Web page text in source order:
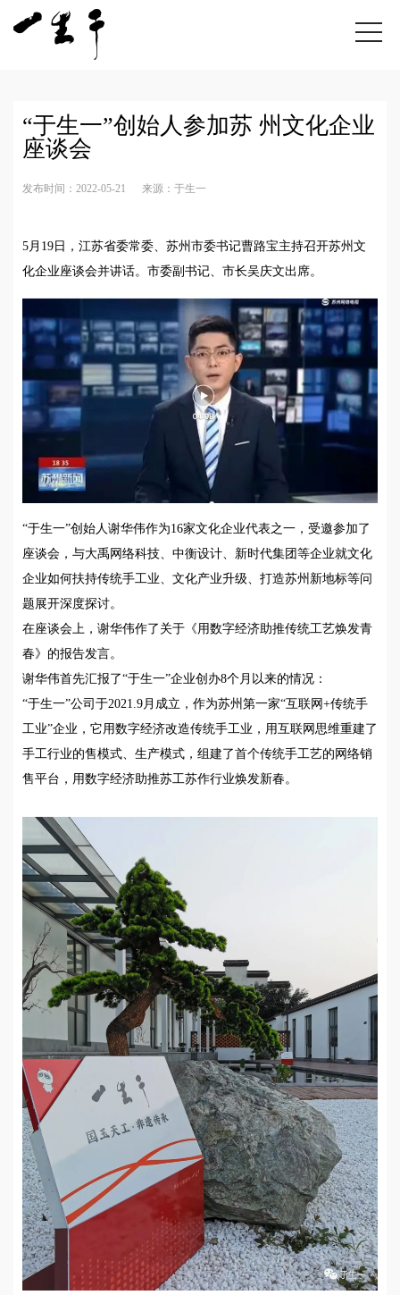
“于生一”创始人参加苏 州文化企业
座谈会
发布时间：2022-05-21 来源：于生一
5月19日，江苏省委常委、苏州市委书记曹路宝主持召开苏州文
化企业座谈会并讲话。市委副书记、市长吴庆文出席。
“于生一”创始人谢华伟作为16家文化企业代表之一，受邀参加了
座谈会，与大禹网络科技、中衡设计、新时代集团等企业就文化
企业如何扶持传统手工业、文化产业升级、打造苏州新地标等问
题展开深度探讨。
在座谈会上，谢华伟作了关于《用数字经济助推传统工艺焕发青
春》的报告发言。
谢华伟首先汇报了“于生一”企业创办8个月以来的情况：
“于生一”公司于2021.9月成立，作为苏州第一家“互联网+传统手
工业”企业，它用数字经济改造传统手工业，用互联网思维重建了
手工行业的售模式、生产模式，组建了首个传统手工艺的网络销
售平台，用数字经济助推苏工苏作行业焕发新春。